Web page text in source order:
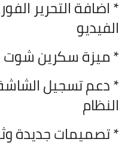
* اضافة التحرير
الفيديو
* ميزة سكرين شوت
* دعم تسجيل
النظام
* تصميمات جديدة